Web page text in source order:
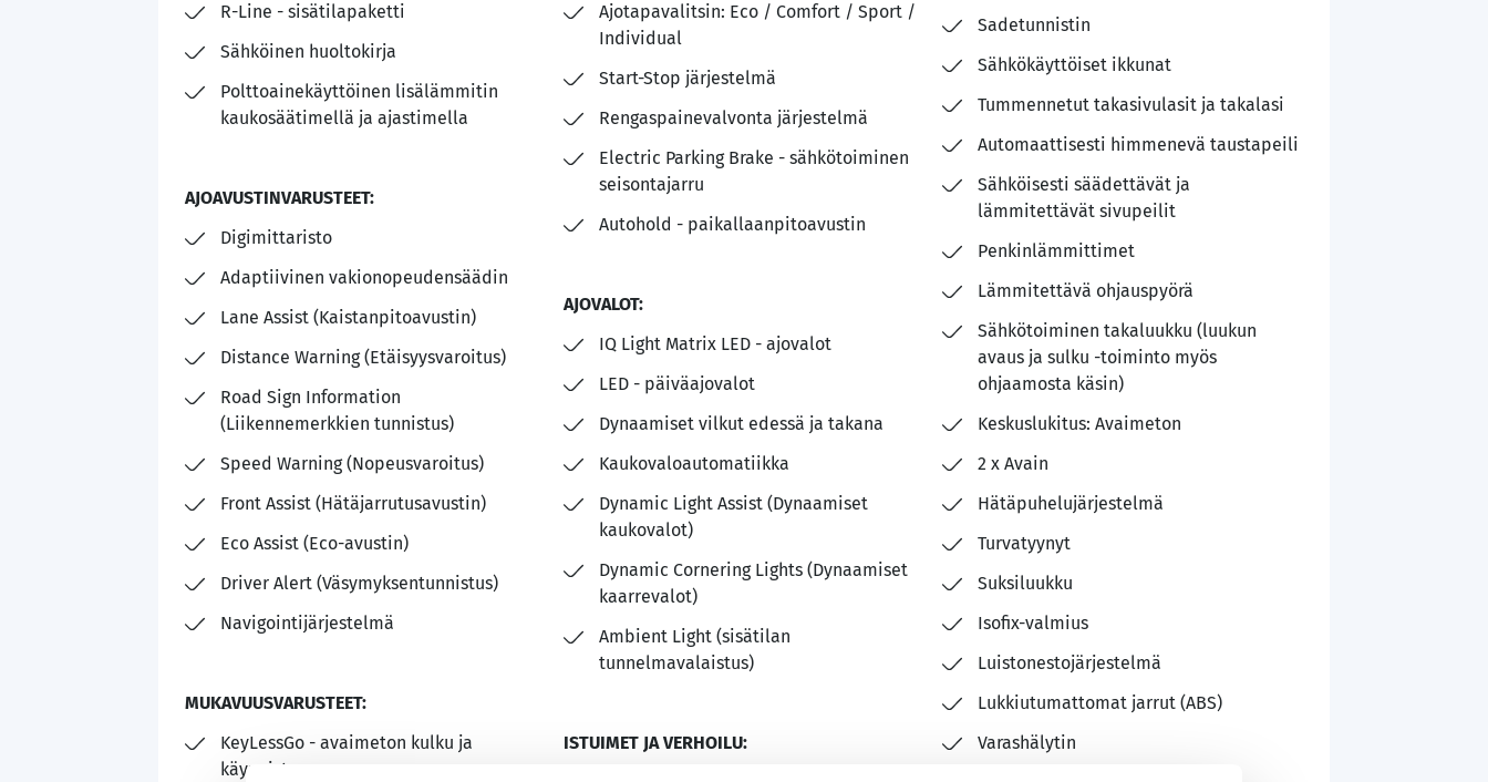
R-Line - sisätilapaketti
Sähköinen huoltokirja
Polttoainekäyttöinen lisälämmitin
kaukosäätimellä ja ajastimella
AJOAVUSTINVARUSTEET:
Digimittaristo
Adaptiivinen vakionopeudensäädin
Lane Assist (Kaistanpitoavustin)
Distance Warning (Etäisyysvaroitus)
Road Sign Information
(Liikennemerkkien tunnistus)
Speed Warning (Nopeusvaroitus)
Front Assist (Hätäjarrutusavustin)
Eco Assist (Eco-avustin)
Driver Alert (Väsymyksentunnistus)
Navigointijärjestelmä
MUKAVUUSVARUSTEET:
KeyLessGo - avaimeton kulku ja
käynnistys
Ajotapavalitsin: Eco / Comfort / Sport /
Individual
Start-Stop järjestelmä
Rengaspainevalvonta järjestelmä
Electric Parking Brake - sähkötoiminen
seisontajarru
Autohold - paikallaanpitoavustin
AJOVALOT:
IQ Light Matrix LED - ajovalot
LED - päiväajovalot
Dynaamiset vilkut edessä ja takana
Kaukovaloautomatiikka
Dynamic Light Assist (Dynaamiset
kaukovalot)
Dynamic Cornering Lights (Dynaamiset
kaarrevalot)
Ambient Light (sisätilan
tunnelmavalaistus)
ISTUIMET JA VERHOILU:
Sadetunnistin
Sähkökäyttöiset ikkunat
Tummennetut takasivulasit ja takalasi
Automaattisesti himmenevä taustapeili
Sähköisesti säädettävät ja
lämmitettävät sivupeilit
Penkinlämmittimet
Lämmitettävä ohjauspyörä
Sähkötoiminen takaluukku (luukun
avaus ja sulku -toiminto myös
ohjaamosta käsin)
Keskuslukitus: Avaimeton
2 x Avain
Hätäpuhelujärjestelmä
Turvatyynyt
Suksiluukku
Isofix-valmius
Luistonestojärjestelmä
Lukkiutumattomat jarrut (ABS)
Varashälytin